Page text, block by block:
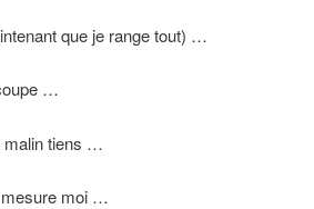
que je range tout) …
…
malin tiens …
mesure moi …